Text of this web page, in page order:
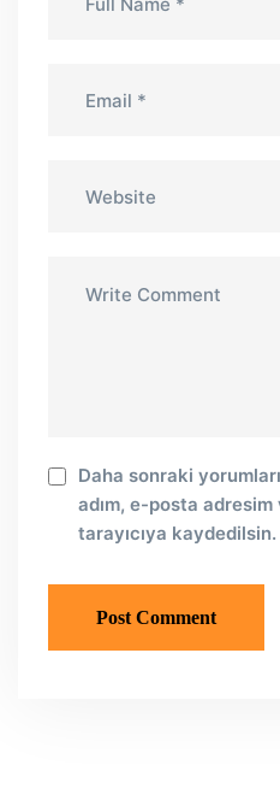
Daha sonraki
adım, e-posta
tarayıcıya kaydedilsin.